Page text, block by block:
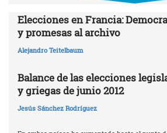
Elecciones en Francia:
y promesas al archivo
Alejandro Teitelbaum
Balance de las elecciones
y griegas de junio 2012
Jesús Sánchez Rodríguez